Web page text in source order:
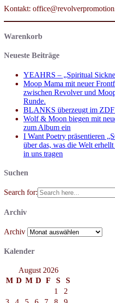
Kontakt:
Warenkorb
Neueste Beiträge
YEAHRS – „Spiritual
Moop Mama mit neuer
zwischen Revolver und
Runde.
BLANKS überzeugt im ZDF
Wolf & Moon biegen mit
zum Album ein
I Want Poetry präsentieren
über das, was die Welt
in uns tragen
Suchen
Search for:
Archiv
Archiv
Kalender
August 2026
M D M D F S
S
1
2